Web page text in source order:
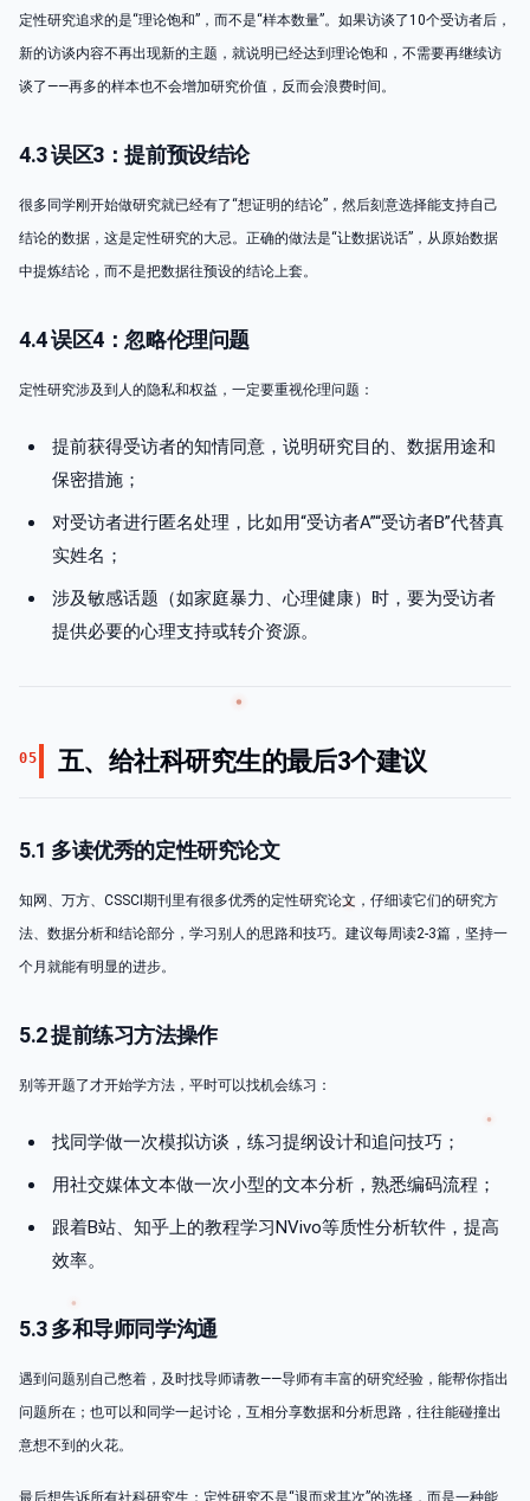
定性研究追求的是“理论饱和”，而不是“样本数量”。如果访谈了10个受访者后，
新的访谈内容不再出现新的主题，就说明已经达到理论饱和，不需要再继续访
谈了——再多的样本也不会增加研究价值，反而会浪费时间。
4.3 误区3：提前预设结论
很多同学刚开始做研究就已经有了“想证明的结论”，然后刻意选择能支持自己
结论的数据，这是定性研究的大忌。正确的做法是“让数据说话”，从原始数据
中提炼结论，而不是把数据往预设的结论上套。
4.4 误区4：忽略伦理问题
定性研究涉及到人的隐私和权益，一定要重视伦理问题：
提前获得受访者的知情同意，说明研究目的、数据用途和
保密措施；
对受访者进行匿名处理，比如用“受访者A”“受访者B”代替真
实姓名；
涉及敏感话题（如家庭暴力、心理健康）时，要为受访者
提供必要的心理支持或转介资源。
05 五、给社科研究生的最后3个建议
5.1 多读优秀的定性研究论文
知网、万方、CSSCI期刊里有很多优秀的定性研究论文，仔细读它们的研究方
法、数据分析和结论部分，学习别人的思路和技巧。建议每周读2-3篇，坚持一
个月就能有明显的进步。
5.2 提前练习方法操作
别等开题了才开始学方法，平时可以找机会练习：
找同学做一次模拟访谈，练习提纲设计和追问技巧；
用社交媒体文本做一次小型的文本分析，熟悉编码流程；
跟着B站、知乎上的教程学习NVivo等质性分析软件，提高
效率。
5.3 多和导师同学沟通
遇到问题别自己憋着，及时找导师请教——导师有丰富的研究经验，能帮你指出
问题所在；也可以和同学一起讨论，互相分享数据和分析思路，往往能碰撞出
意想不到的火花。
最后想告诉所有社科研究生：定性研究不是“退而求其次”的选择，而是一种能